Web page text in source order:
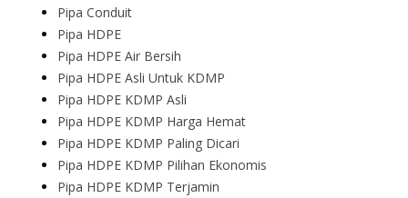
Pipa Conduit
Pipa HDPE
Pipa HDPE Air Bersih
Pipa HDPE Asli Untuk KDMP
Pipa HDPE KDMP Asli
Pipa HDPE KDMP Harga Hemat
Pipa HDPE KDMP Paling Dicari
Pipa HDPE KDMP Pilihan Ekonomis
Pipa HDPE KDMP Terjamin